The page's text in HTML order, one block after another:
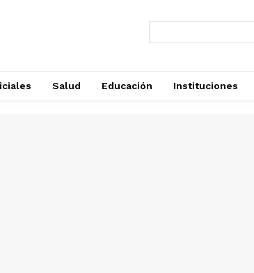
Salud Educación Instituciones